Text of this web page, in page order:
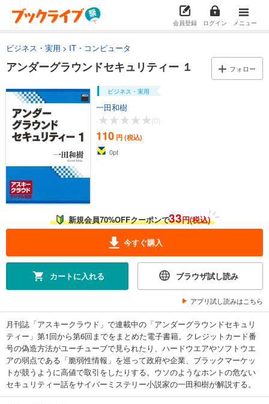
会員登録 ログイン メニュー
ビジネス・実用 IT・コンピュータ
アンダーグラウンドセキュリティー １ フォロー
ビジネス・実用
一田和樹
-
(0)
110 円 (税込)
0pt
新規会員70%OFFクーポンで33円(税込)
今すぐ購入
カートに入れる ブラウザ試し読み
アプリ試し読みはこちら
月刊誌「アスキークラウド」で連載中の「アンダーグラウンドセキュリ
ティー」第1回から第6回までをまとめた電子書籍。クレジットカード番
号の偽造方法がユーチューブで見られたり、ハードウエアやソフトウエ
アの弱点である「脆弱性情報」を巡って政府や企業、ブラックマーケッ
トが競うように高値で取引をしたりする。ウソのようなホントの危ない
セキュリティー話をサイバーミステリー小説家の一田和樹が解説する。